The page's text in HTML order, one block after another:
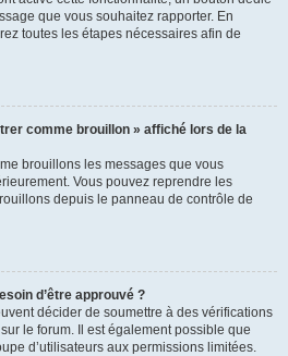
que vous souhaitez rapporter. En
toutes les étapes nécessaires afin de
comme brouillon » affiché lors de la
brouillons les messages que vous
Vous pouvez reprendre les
depuis le panneau de contrôle de
d’être approuvé ?
décider de soumettre à des vérifications
le forum. Il est également possible que
d’utilisateurs aux permissions limitées.